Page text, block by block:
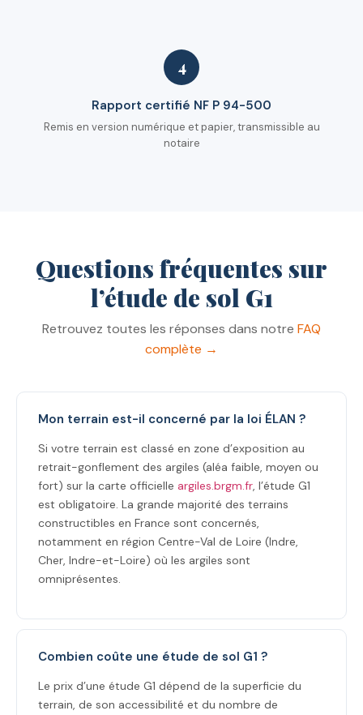
4
Rapport certifié NF P 94-500
Remis en version numérique et papier, transmissible au
notaire
Questions fréquentes sur
l’étude de sol G1
Retrouvez toutes les réponses dans notre FAQ
complète →
Mon terrain est-il concerné par la loi ÉLAN ?
Si votre terrain est classé en zone d’exposition au
retrait-gonflement des argiles (aléa faible, moyen ou
fort) sur la carte officielle argiles.brgm.fr, l’étude G1
est obligatoire. La grande majorité des terrains
constructibles en France sont concernés,
notamment en région Centre-Val de Loire (Indre,
Cher, Indre-et-Loire) où les argiles sont
omniprésentes.
Combien coûte une étude de sol G1 ?
Le prix d’une étude G1 dépend de la superficie du
terrain, de son accessibilité et du nombre de